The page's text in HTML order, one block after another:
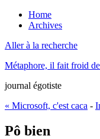
Home
Archives
Aller à la recherche
Métaphore, il fait froid
journal égotiste
« Microsoft, c'est caca -
Pô bien